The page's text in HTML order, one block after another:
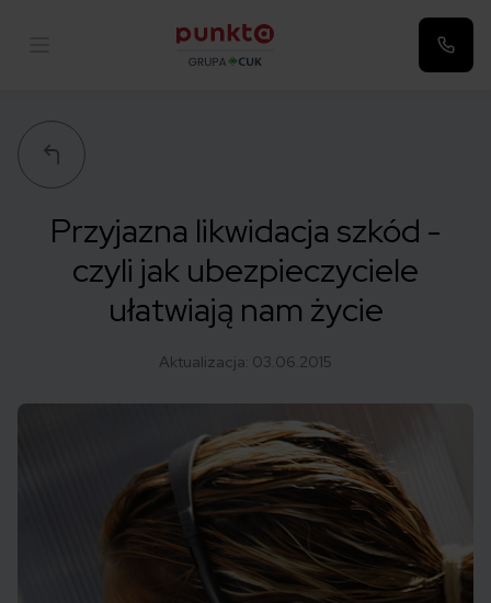
Przyjazna likwidacja szkód -
czyli jak ubezpieczyciele
ułatwiają nam życie
Aktualizacja: 03.06.2015